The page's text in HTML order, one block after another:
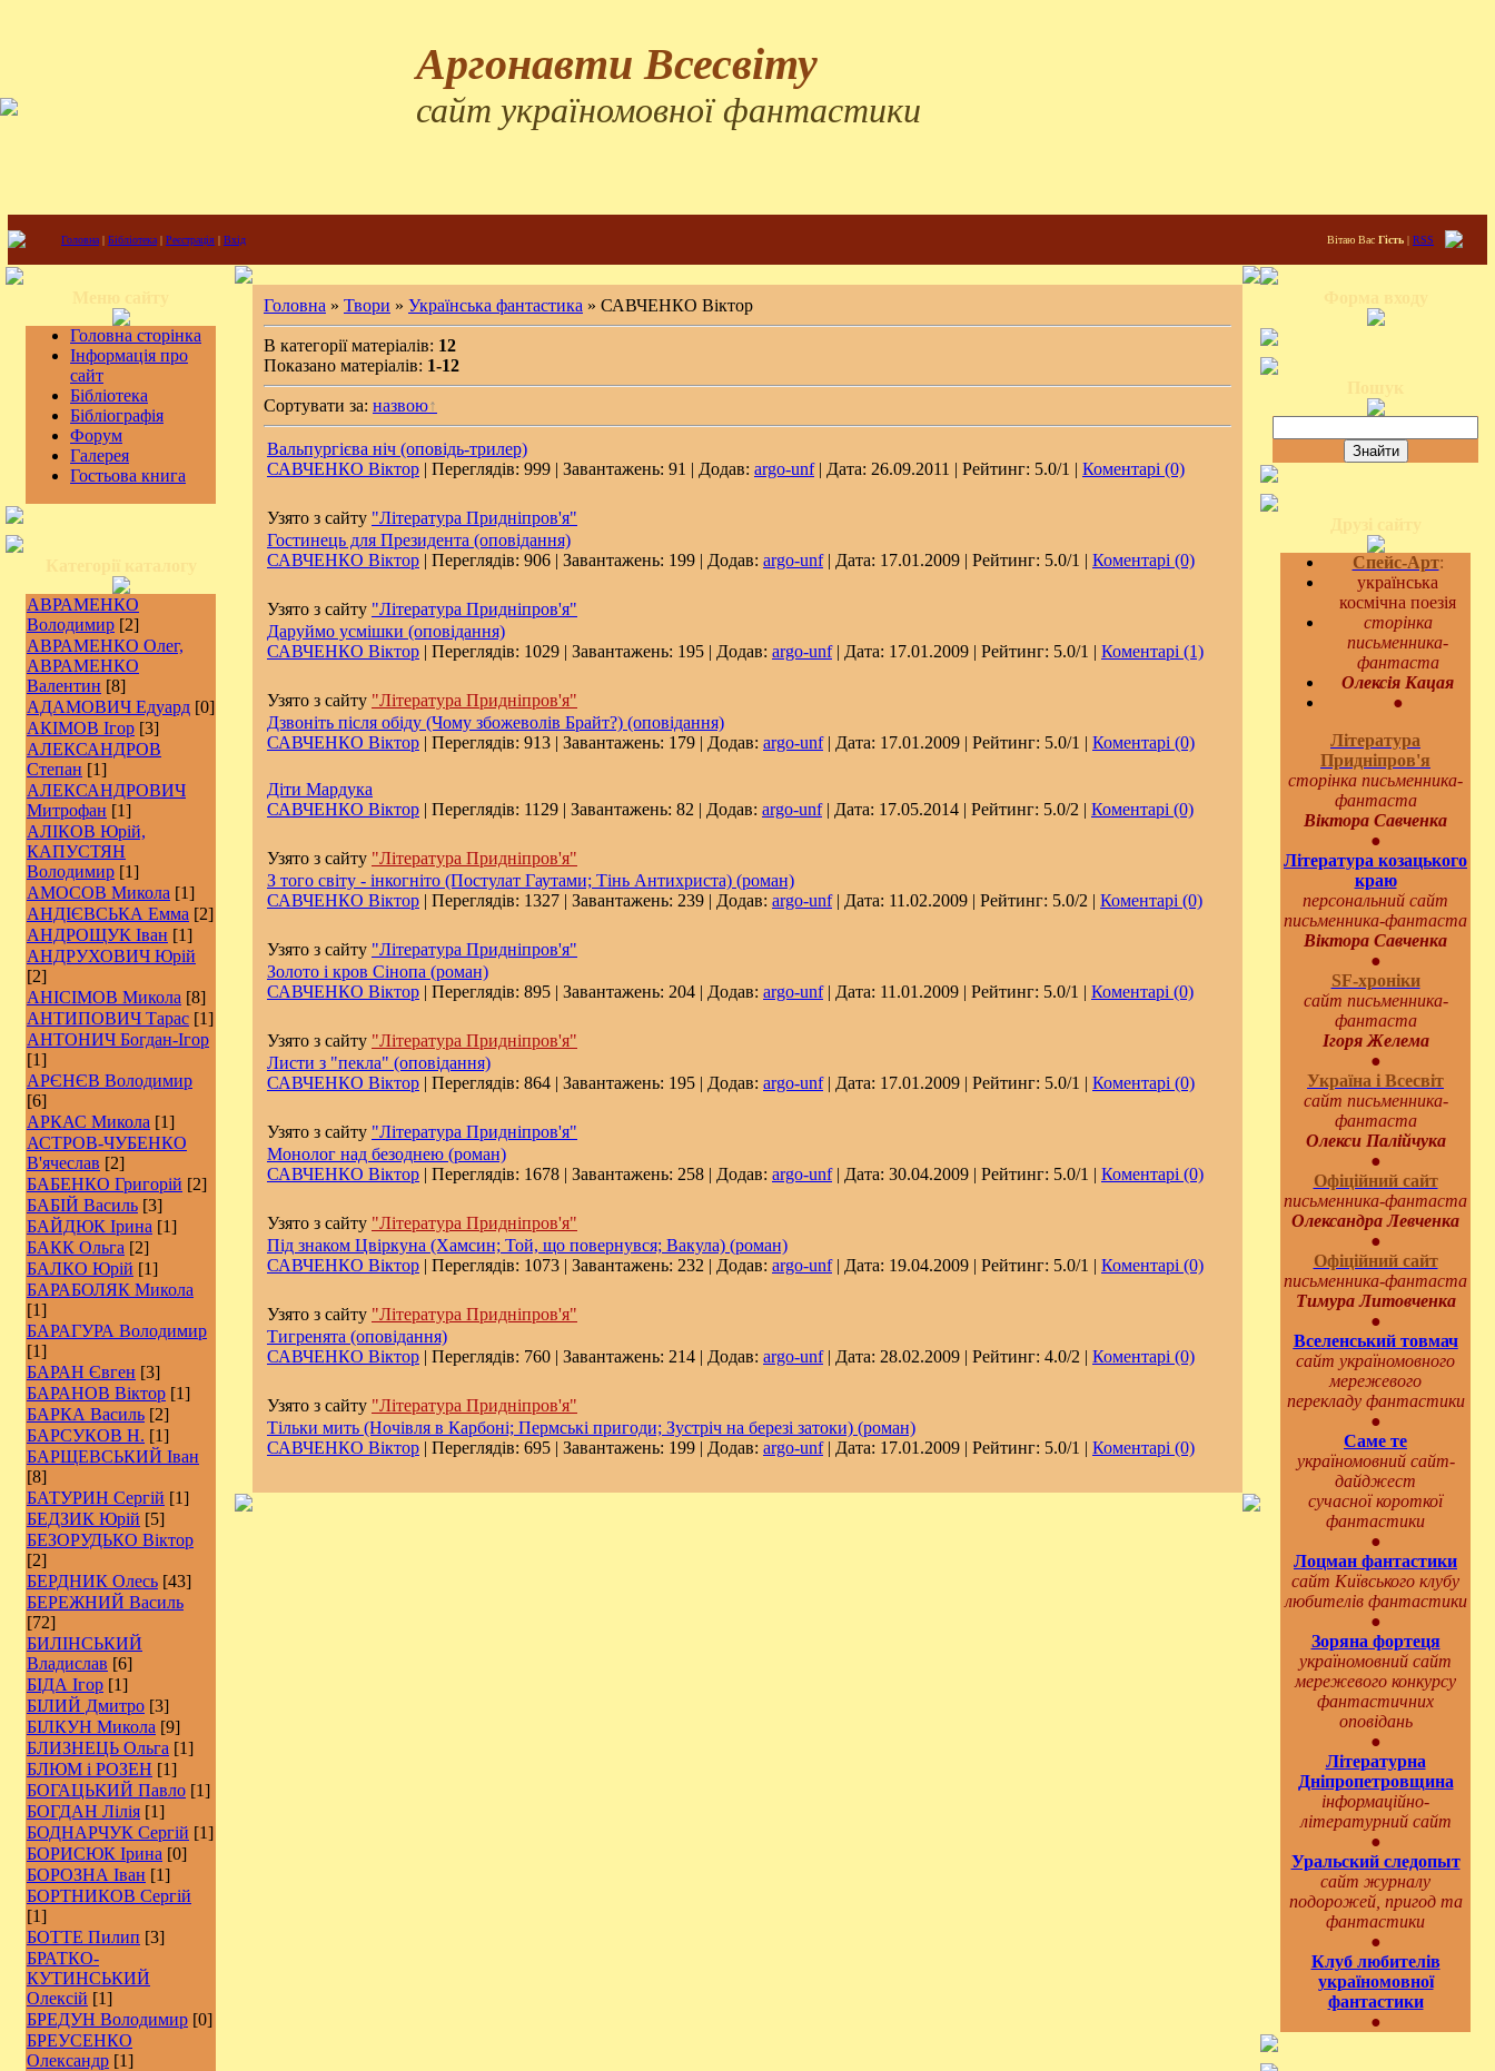
Аргонавти Всесвіту
сайт україномовної фантастики
Головна | Бібліотека | Реєстрація | Вхід Вітаю Вас Гість | RSS
Головна сторінка
Інформація про
сайт
Бібліотека
Бібліографія
Форум
Галерея
Гостьова книга
АВРАМЕНКО
Володимир [2]
АВРАМЕНКО Олег,
АВРАМЕНКО
Валентин [8]
АДАМОВИЧ Едуард [0]
АКІМОВ Ігор [3]
АЛЕКСАНДРОВ
Степан [1]
АЛЕКСАНДРОВИЧ
Митрофан [1]
АЛІКОВ Юрій,
КАПУСТЯН
Володимир [1]
АМОСОВ Микола [1]
АНДІЄВСЬКА Емма [2]
АНДРОЩУК Іван [1]
АНДРУХОВИЧ Юрій
[2]
АНІСІМОВ Микола [8]
АНТИПОВИЧ Тарас [1]
АНТОНИЧ Богдан-Ігор
[1]
АРЄНЄВ Володимир
[6]
АРКАС Микола [1]
АСТРОВ-ЧУБЕНКО
В'ячеслав [2]
БАБЕНКО Григорій [2]
БАБІЙ Василь [3]
БАЙДЮК Ірина [1]
БАКК Ольга [2]
БАЛКО Юрій [1]
БАРАБОЛЯК Микола
[1]
БАРАГУРА Володимир
[1]
БАРАН Євген [3]
БАРАНОВ Віктор [1]
БАРКА Василь [2]
БАРСУКОВ Н. [1]
БАРЩЕВСЬКИЙ Іван
[8]
БАТУРИН Сергій [1]
БЕДЗИК Юрій [5]
БЕЗОРУДЬКО Віктор
[2]
БЕРДНИК Олесь [43]
БЕРЕЖНИЙ Василь
[72]
БИЛІНСЬКИЙ
Владислав [6]
БІДА Ігор [1]
БІЛИЙ Дмитро [3]
БІЛКУН Микола [9]
БЛИЗНЕЦЬ Ольга [1]
БЛЮМ і РОЗЕН [1]
БОГАЦЬКИЙ Павло [1]
БОГДАН Лілія [1]
БОДНАРЧУК Сергій [1]
БОРИСЮК Ірина [0]
БОРОЗНА Іван [1]
БОРТНИКОВ Сергій
[1]
БОТТЕ Пилип [3]
БРАТКО-
КУТИНСЬКИЙ
Олексій [1]
БРЕДУН Володимир [0]
БРЕУСЕНКО
Олександр [1]
Головна » Твори » Українська фантастика » САВЧЕНКО Віктор
В категорії матеріалів: 12
Показано матеріалів: 1-12
Сортувати за: назвою
Вальпургієва ніч (оповідь-трилер)
САВЧЕНКО Віктор | Переглядів: 999 | Завантажень: 91 | Додав: argo-unf| Дата: 26.09.2011 | Рейтинг: 5.0/1 | Коментарі (0)
Узято з сайту "Література Придніпров'я"
Гостинець для Президента (оповідання)
САВЧЕНКО Віктор | Переглядів: 906 | Завантажень: 199 | Додав: argo-unf| Дата: 17.01.2009 | Рейтинг: 5.0/1 | Коментарі (0)
Узято з сайту "Література Придніпров'я"
Даруймо усмішки (оповідання)
САВЧЕНКО Віктор | Переглядів: 1029 | Завантажень: 195 | Додав: argo-unf| Дата: 17.01.2009 | Рейтинг: 5.0/1 | Коментарі (1)
Узято з сайту "Література Придніпров'я"
Дзвоніть після обіду (Чому збожеволів Брайт?) (оповідання)
САВЧЕНКО Віктор | Переглядів: 913 | Завантажень: 179 | Додав: argo-unf| Дата: 17.01.2009 | Рейтинг: 5.0/1 | Коментарі (0)
Діти Мардука
САВЧЕНКО Віктор | Переглядів: 1129 | Завантажень: 82 | Додав: argo-unf| Дата: 17.05.2014 | Рейтинг: 5.0/2 | Коментарі (0)
Узято з сайту "Література Придніпров'я"
З того світу - інкогніто (Постулат Гаутами; Тінь Антихриста) (роман)
САВЧЕНКО Віктор | Переглядів: 1327 | Завантажень: 239 | Додав: argo-unf| Дата: 11.02.2009 | Рейтинг: 5.0/2 | Коментарі (0)
Узято з сайту "Література Придніпров'я"
Золото і кров Сінопа (роман)
САВЧЕНКО Віктор | Переглядів: 895 | Завантажень: 204 | Додав: argo-unf| Дата: 11.01.2009 | Рейтинг: 5.0/1 | Коментарі (0)
Узято з сайту "Література Придніпров'я"
Листи з "пекла" (оповідання)
САВЧЕНКО Віктор | Переглядів: 864 | Завантажень: 195 | Додав: argo-unf| Дата: 17.01.2009 | Рейтинг: 5.0/1 | Коментарі (0)
Узято з сайту "Література Придніпров'я"
Монолог над безоднею (роман)
САВЧЕНКО Віктор | Переглядів: 1678 | Завантажень: 258 | Додав: argo-unf| Дата: 30.04.2009 | Рейтинг: 5.0/1 | Коментарі (0)
Узято з сайту "Література Придніпров'я"
Під знаком Цвіркуна (Хамсин; Той, що повернувся; Вакула) (роман)
САВЧЕНКО Віктор | Переглядів: 1073 | Завантажень: 232 | Додав: argo-unf| Дата: 19.04.2009 | Рейтинг: 5.0/1 | Коментарі (0)
Узято з сайту "Література Придніпров'я"
Тигренята (оповідання)
САВЧЕНКО Віктор | Переглядів: 760 | Завантажень: 214 | Додав: argo-unf| Дата: 28.02.2009 | Рейтинг: 4.0/2 | Коментарі (0)
Узято з сайту "Література Придніпров'я"
Тільки мить (Ночівля в Карбоні; Пермські пригоди; Зустріч на березі затоки) (роман)
САВЧЕНКО Віктор | Переглядів: 695 | Завантажень: 199 | Додав: argo-unf| Дата: 17.01.2009 | Рейтинг: 5.0/1 | Коментарі (0)
Спейс-Арт:
українська
космічна поезія
сторінка
письменника-
фантаста
Олексія Кацая
●
Література
Придніпров'я
сторінка письменника-
фантаста
Віктора Савченка
●
Література козацького
краю
персональний сайт
письменника-фантаста
Віктора Савченка
●
SF-хроніки
сайт письменника-
фантаста
Ігоря Желема
●
Україна і Всесвіт
сайт письменника-
фантаста
Олекси Палійчука
●
Офіційний сайт
письменника-фантаста
Олександра Левченка
●
Офіційний сайт
письменника-фантаста
Тимура Литовченка
●
Вселенський товмач
сайт україномовного
мережевого
перекладу фантастики
●
Саме те
україномовний сайт-
дайджест
сучасної короткої
фантастики
●
Лоцман фантастики
сайт Київського клубу
любителів фантастики
●
Зоряна фортеця
україномовний сайт
мережевого конкурсу
фантастичних
оповідань
●
Літературна
Дніпропетровщина
інформаційно-
літературний сайт
●
Уральский следопыт
сайт журналу
подорожей, пригод та
фантастики
●
Клуб любителів
україномовної
фантастики
●